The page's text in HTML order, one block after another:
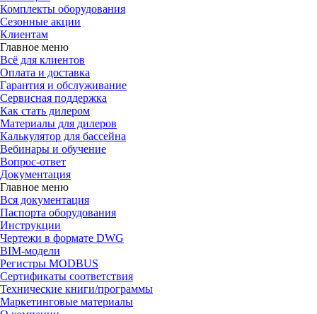
Комплекты оборудования
Сезонные акции
Клиентам
Главное меню
Всё для клиентов
Оплата и доставка
Гарантия и обслуживание
Сервисная поддержка
Как стать дилером
Материалы для дилеров
Калькулятор для бассейна
Вебинары и обучение
Вопрос-ответ
Документация
Главное меню
Вся документация
Паспорта оборудования
Инструкции
Чертежи в формате DWG
BIM-модели
Регистры MODBUS
Сертификаты соответствия
Технические книги/программы
Маркетинговые материалы